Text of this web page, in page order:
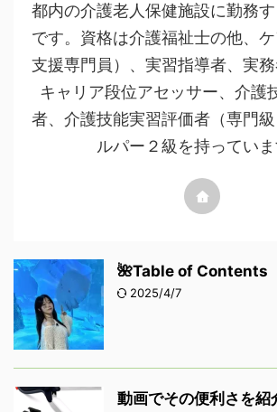
都内の介護老人保健施設に勤務
です。資格は介護福祉士の他、
支援専門員）、実習指導者、実務
キャリア段位アセッサー、介護
者、介護技能実習評価者（専門
ルパー２級を持っていま
🌺Table of Contents
2025/4/7
動画でその便利さを